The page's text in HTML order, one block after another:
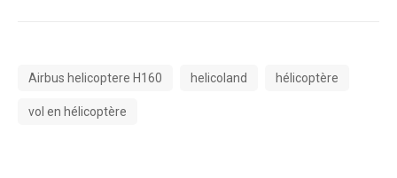
Airbus helicoptere H160 helicoland hélicoptère
vol en hélicoptère